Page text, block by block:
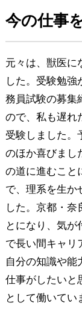
今の仕事
元々は、獣医に
した。受験勉強
務員試験の募集
ので、私も遅れ
受験しました。
のほか喜びまし
の道に進むこと
で、理系を生か
した。京都・奈
とになり、気が
で長い間キャリ
自分の知識や能
仕事がしたいと
として働いてい